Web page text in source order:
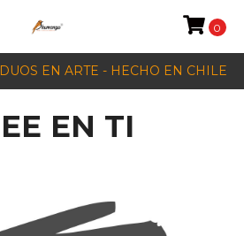
EN ARTE - HECHO EN CHILE
0
EN TI